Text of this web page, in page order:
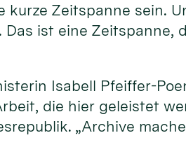
Zeitspanne sein.
ist eine Zeitspanne,
Isabell Pfeiffer-
die hier geleistet
„Archive